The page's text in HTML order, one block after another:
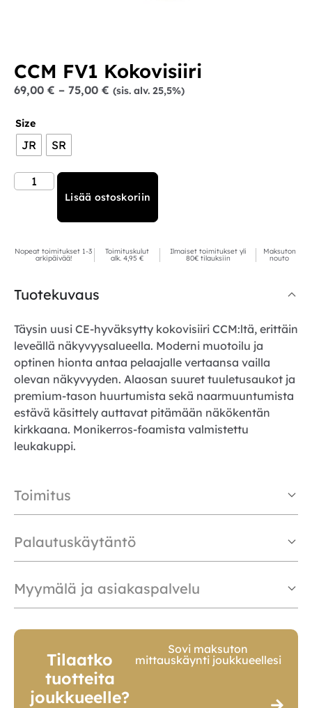
CCM FV1 Kokovisiiri
69,00 € – 75,00 € (sis. alv. 25,5%)
Size
JR SR
Lisää ostoskoriin
Nopeat toimitukset 1-3
arkipäivää!
Toimituskulut
alk. 4,95 €
Ilmaiset toimitukset yli
80€ tilauksiin
Maksuton
nouto
Tuotekuvaus
Täysin uusi CE-hyväksytty kokovisiiri CCM:ltä, erittäin
leveällä näkyvyysalueella. Moderni muotoilu ja
optinen hionta antaa pelaajalle vertaansa vailla
olevan näkyvyyden. Alaosan suuret tuuletusaukot ja
premium-tason huurtumista sekä naarmuuntumista
estävä käsittely auttavat pitämään näkökentän
kirkkaana. Monikerros-foamista valmistettu
leukakuppi.
Toimitus
Palautuskäytäntö
Myymälä ja asiakaspalvelu
Tilaatko
tuotteita
joukkueelle?
Sovi maksuton
mittauskäynti joukkueellesi